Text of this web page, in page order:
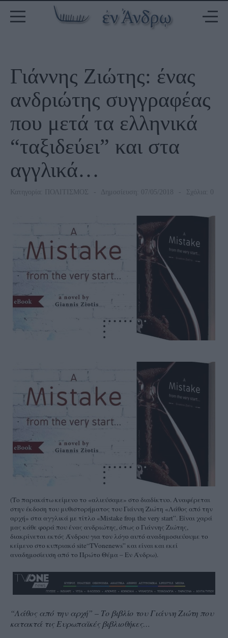
Γιάννης Ζιώτης: ένας
ανδριώτης συγγραφέας
που μετά τα ελληνικά
“ταξιδεύει” και στα
αγγλικά…
Κατηγορία: ΠΟΛΙΤΙΣΜΟΣ Δημοσίευση: 07/05/2018 Σχόλια: 0
(Το παρακάτω κείμενο το «αλιεύσαμε» στο διαδίκτυο. Αναφέρεται
στην έκδοση του μυθιστορήματος του Γιάννη Ζιώτη «Λάθος από την
αρχή» στα αγγλικά με τίτλο «Mistake froμ the very start”. Είναι χαρά
μας κάθε φορά που ένας ανδριώτης, όπως ο Γιάννης Ζιώτης,
διακρίνεται εκτός Άνδρου για τον λόγο αυτό αναδημοσιεύουμε το
κείμενο στο κυπριακό site“TVonenews” και είναι και εκεί
αναδημοσίευση από το Πρώτο Θέμα – Εν Άνδρω).
“Λάθος από την αρχή” – Το βιβλίο του Γιάννη Ζιώτη που
κατακτά τις Ευρωπαϊκές βιβλιοθήκες…